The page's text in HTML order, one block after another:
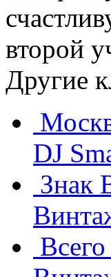
второй
Другие
DJ
Знак